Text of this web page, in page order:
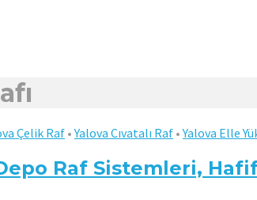
Çelik Raf •Yalova Cıvatalı Raf •Yalova Elle
Raf Sistemleri, Hafif